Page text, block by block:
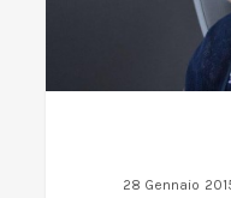
così
28 Gennaio